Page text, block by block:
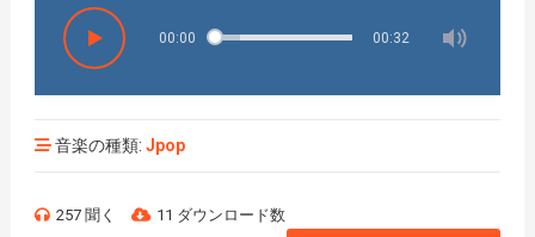
00:00 00:32
音楽の種類: Jpop
257 聞く 11 ダウンロード数